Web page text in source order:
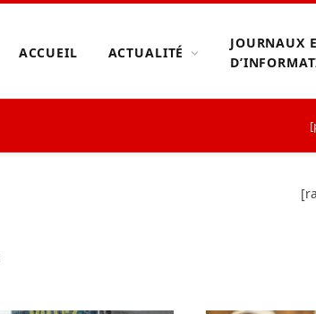
ACCUEIL ACTUALITÉ
JOURNAUX